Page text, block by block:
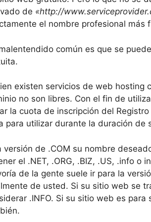
de «http://
el nombre profesional más
común es que se
existen servicios de web hosting
no son libres. Con el fin de
la cuota de inscripción del Registro
para utilizar durante la duración de
versión de .COM su nombre
el .NET, .ORG, .BIZ, .US, .info o
de la gente suele ir para la
de usted. Si su sitio web se
.INFO. Si su sitio web es para